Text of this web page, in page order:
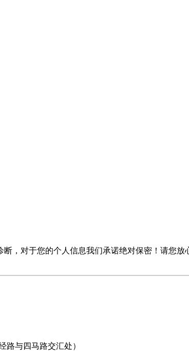
，对于您的个人信息我们承诺绝对保密！请您放
路与四马路交汇处）